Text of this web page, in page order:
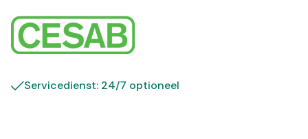
Servicedienst: 24/7 optioneel